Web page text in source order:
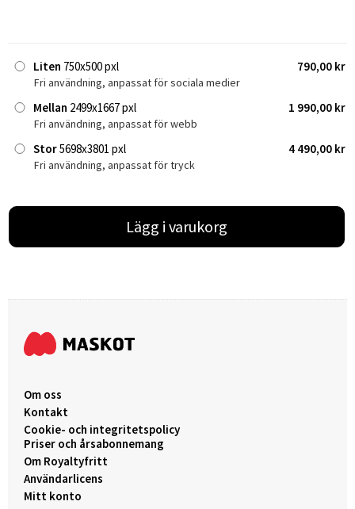
Liten 750x500 pxl 790,00 kr
Fri användning, anpassat för sociala medier
Mellan 2499x1667 pxl 1 990,00 kr
Fri användning, anpassat för webb
Stor5698x3801 pxl 4 490,00 kr
Fri användning, anpassat för tryck
Lägg i varukorg
Om oss
Kontakt
Cookie- och integritetspolicy
Priser och årsabonnemang
Om Royaltyfritt
Användarlicens
Mitt konto